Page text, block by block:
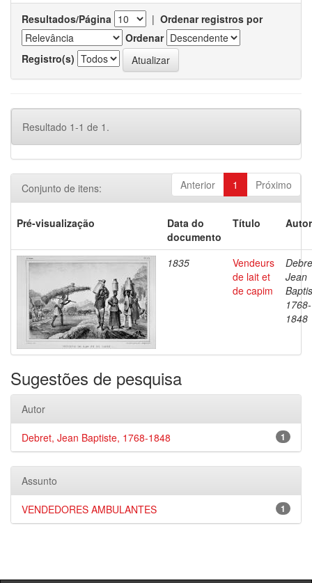
Resultados/Página | Ordenar registros por
Ordenar
Registro(s)
Resultado 1-1 de 1.
Anterior 1 Próximo
Conjunto de itens:
Pré-visualização
Data do
documento
Título
1835
Vendeurs
de lait et
de capim
Jean
1768-
1848
Sugestões de pesquisa
Autor
1
Debret, Jean Baptiste, 1768-1848
Assunto
1
VENDEDORES AMBULANTES